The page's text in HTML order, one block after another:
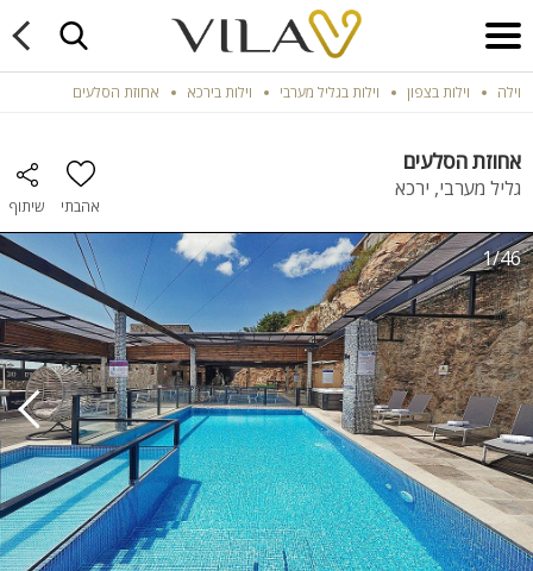
וילה וילות בצפון וילות בגליל מערבי וילות בירכא אחוזת הסלעים
אחוזת הסלעים
גליל מערבי, ירכא
אהבתי שיתוף
1/46